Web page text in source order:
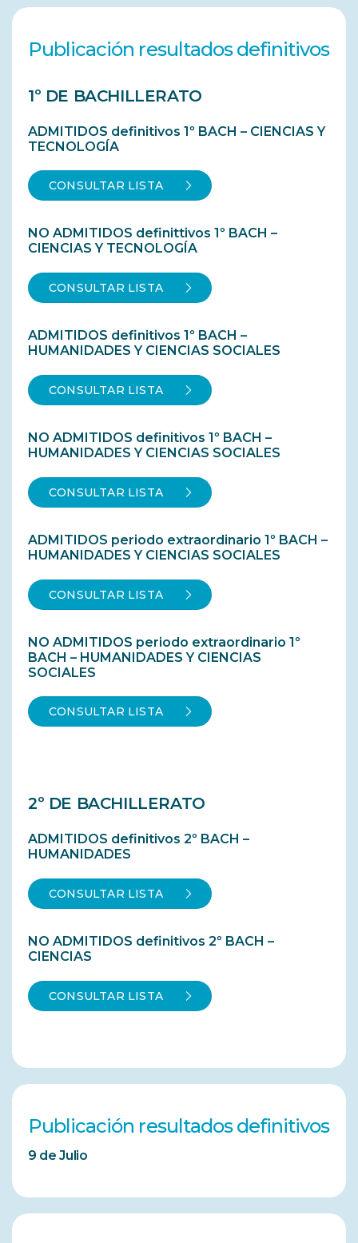
Publicación resultados definitivos
1º DE BACHILLERATO
ADMITIDOS definitivos 1º BACH – CIENCIAS Y
TECNOLOGÍA
CONSULTAR LISTA
NO ADMITIDOS definittivos 1º BACH –
CIENCIAS Y TECNOLOGÍA
CONSULTAR LISTA
ADMITIDOS definitivos 1º BACH –
HUMANIDADES Y CIENCIAS SOCIALES
CONSULTAR LISTA
NO ADMITIDOS definitivos 1º BACH –
HUMANIDADES Y CIENCIAS SOCIALES
CONSULTAR LISTA
ADMITIDOS periodo extraordinario 1º BACH –
HUMANIDADES Y CIENCIAS SOCIALES
CONSULTAR LISTA
NO ADMITIDOS periodo extraordinario 1º
BACH – HUMANIDADES Y CIENCIAS
SOCIALES
CONSULTAR LISTA
2º DE BACHILLERATO
ADMITIDOS definitivos 2º BACH –
HUMANIDADES
CONSULTAR LISTA
NO ADMITIDOS definitivos 2º BACH –
CIENCIAS
CONSULTAR LISTA
Publicación resultados definitivos
9 de Julio